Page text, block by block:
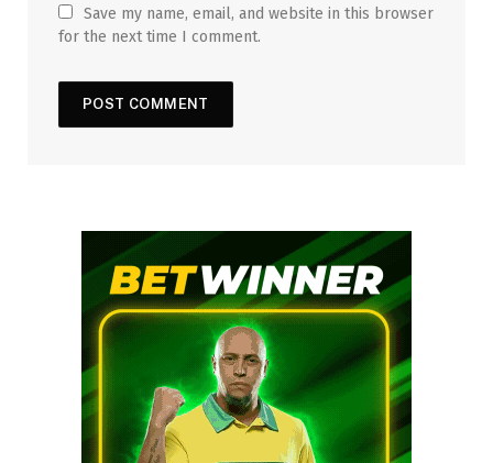
Save my name, email, and website in this browser
for the next time I comment.